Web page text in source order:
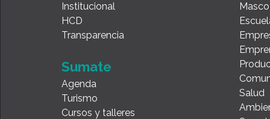
Institucional
HCD
Transparencia
Sumate
Agenda
Turismo
Cursos y talleres
Salud